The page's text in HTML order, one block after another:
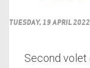
TUESDAY, 19 APRIL 2022
Second volet